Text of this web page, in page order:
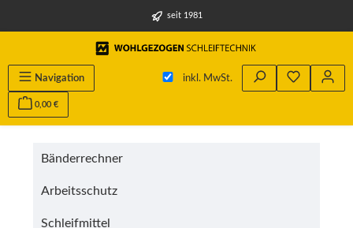
seit 1981
Navigation inkl. MwSt. Du hast 0
0,00 €
Bänderrechner
Arbeitsschutz
Schleifmittel